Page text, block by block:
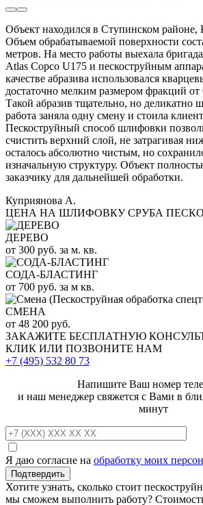
Объект находился в Ступинском
Объем обрабатываемой поверхности
метров. На место работы выехала
Atlas Copco U175 и пескоструйным
качестве абразива использовался
достаточно мелким размером фракций
Такой абразив тщательно, но деликатно
работа заняла одну смену и стоила
Пескоструйный способ шлифовки
счистить верхний слой, не затрагивая
осталось абсолютно чистым, но
изначальную структуру. Объект
заказчику для дальнейшей обработки.
Куприянова А.
ЦЕНА НА ШЛИФОВКУ СРУБА
ДЕРЕВО
от 300 руб. за м. кв.
СОДА-БЛАСТИНГ
от 700 руб. за м кв.
СМЕНА
от 48 200 руб.
ЗАКАЖИТЕ БЕСПЛАТНУЮ
КЛИК ИЛИ ПОЗВОНИТЕ НАМ
+7 (495) 532 80 73
Напишите Ваш номер
и наш менеджер свяжется с Вами в
минут
Я даю согласие на обработку моих
Хотите узнать, сколько стоит
мы сможем выполнить работу?